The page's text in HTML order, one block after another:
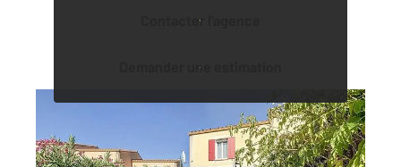
Contacter l'agence
Demander une estimation
56,79 m
Ref : 4195